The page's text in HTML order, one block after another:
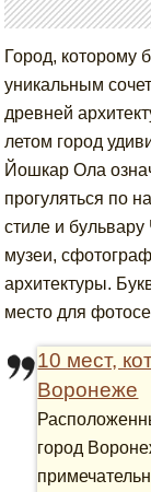
Город, которому
уникальным
древней
летом город
Йошкар Ола
прогуляться по
стиле и
музеи,
архитектуры.
место для
10 мест,
Воронеже
город